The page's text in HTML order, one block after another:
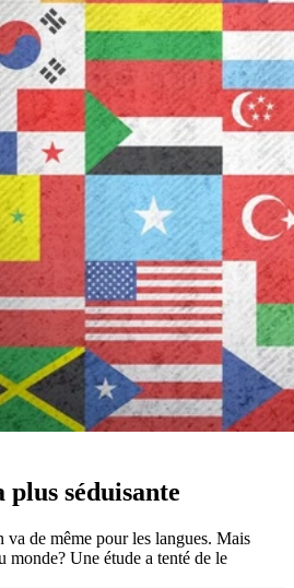
séduisante
de même pour les langues. Mais
monde? Une étude a tenté de le